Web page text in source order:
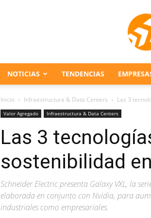
NOTICIAS TENDENCIAS
Inicio Infraestructura & Data Centers Las 3
Valor Agregado Infraestructura & Data Centers
Las 3
sostenibilidad
Schneider Electric presenta Galaxy VXL, la
elaborada en conjunto con Nvidia, para
industriales como empresariales.